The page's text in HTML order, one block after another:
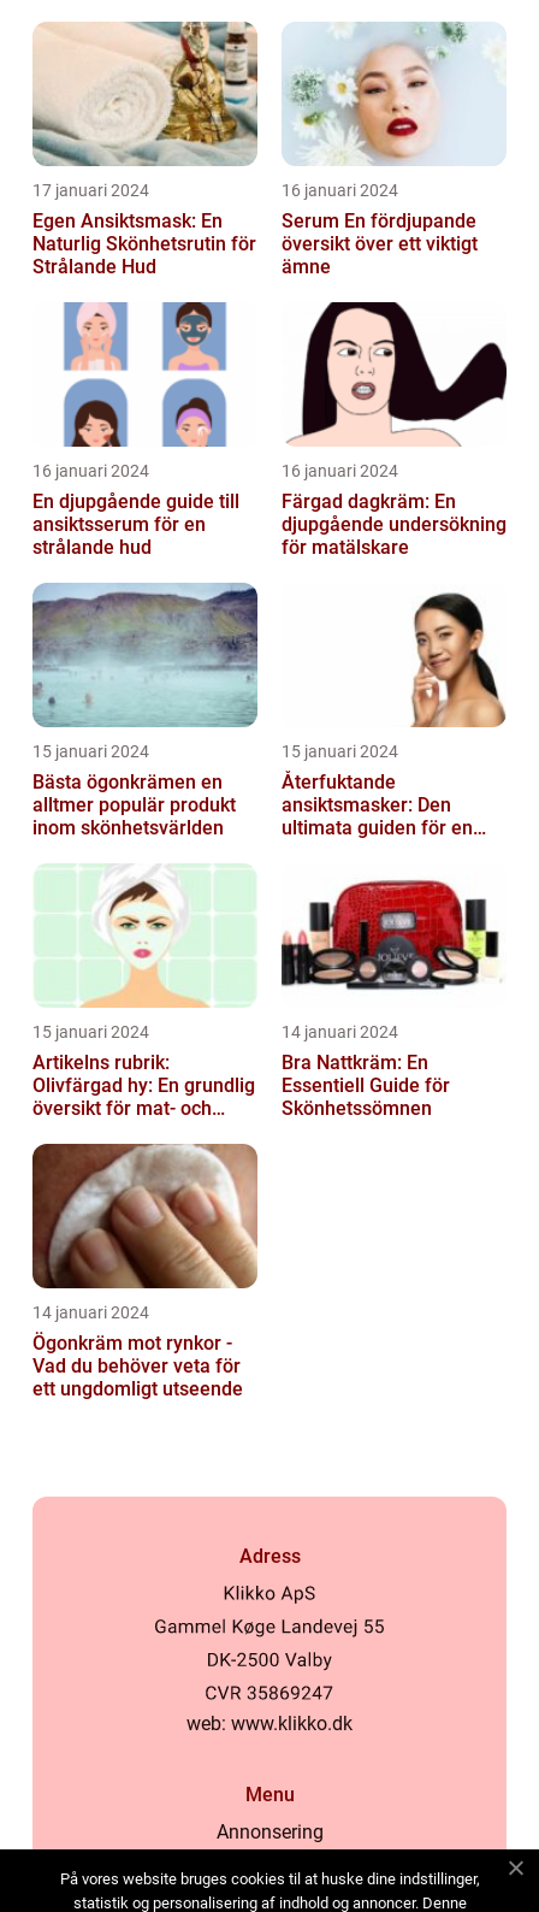
17 januari 2024
Egen Ansiktsmask: En
Naturlig Skönhetsrutin för
Strålande Hud
16 januari 2024
Serum En fördjupande
översikt över ett viktigt
ämne
16 januari 2024
En djupgående guide till
ansiktsserum för en
strålande hud
16 januari 2024
Färgad dagkräm: En
djupgående undersökning
för matälskare
15 januari 2024
Bästa ögonkrämen en
alltmer populär produkt
inom skönhetsvärlden
15 januari 2024
Återfuktande
ansiktsmasker: Den
ultimata guiden för en
15 januari 2024
Artikelns rubrik:
Olivfärgad hy: En grundlig
översikt för mat- och
14 januari 2024
Bra Nattkräm: En
Essentiell Guide för
Skönhetssömnen
14 januari 2024
Ögonkräm mot rynkor -
Vad du behöver veta för
ett ungdomligt utseende
Adress
web: www.klikko.dk
Menu
Annonsering
Cookies
På vores website bruges cookies til at huske dine indstillinger,
statistik og personalisering af indhold og annoncer. Denne